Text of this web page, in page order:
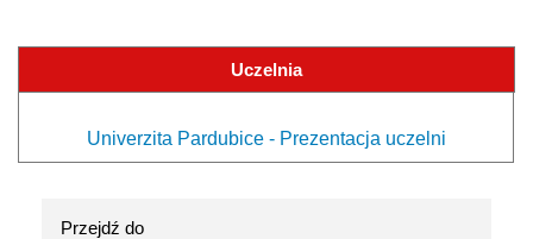
Uczelnia
Univerzita Pardubice - Prezentacja uczelni
Przejdź do